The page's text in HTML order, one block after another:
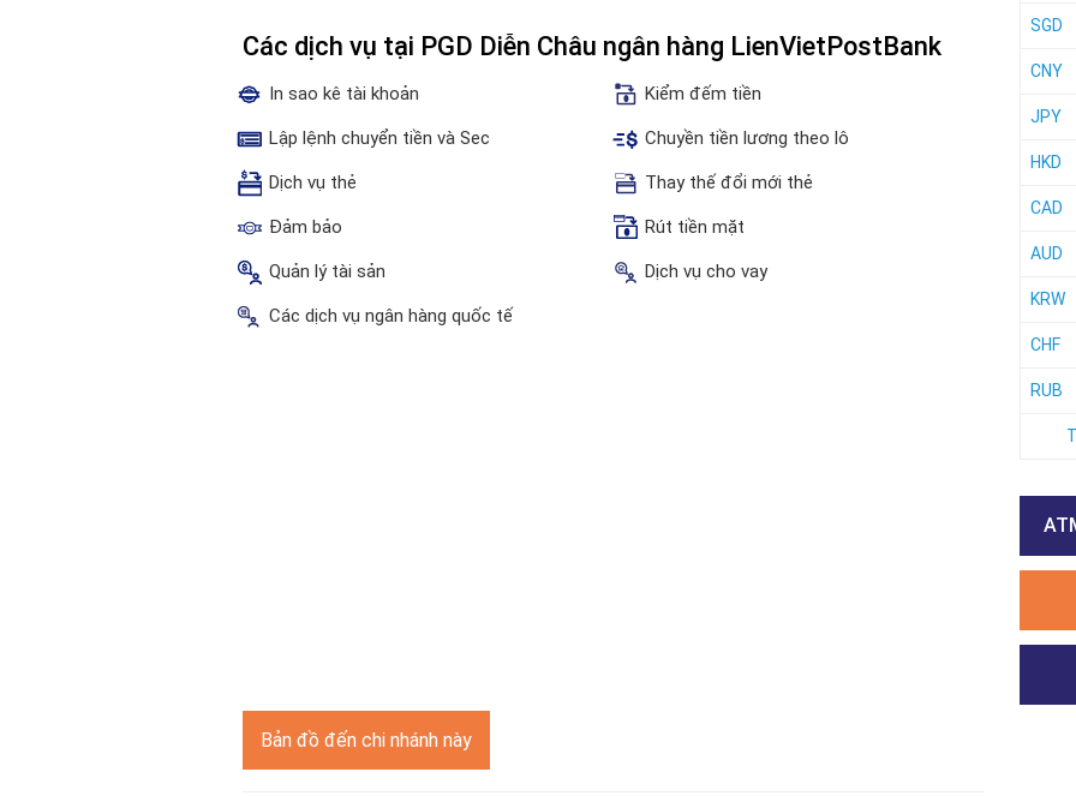
Các dịch vụ tại PGD Diễn Châu ngân hàng LienVietPostBank
In sao kê tài khoản Kiểm đếm tiền
Lập lệnh chuyển tiền và Sec Chuyền tiền lương theo lô
Dịch vụ thẻ Thay thế đổi mới thẻ
Đảm bảo Rút tiền mặt
Quản lý tài sản Dịch vụ cho vay
Các dịch vụ ngân hàng quốc tế
Bản đồ đến chi nhánh này
SGD
CNY
JPY
HKD
CAD
AUD
KRW
CHF
RUB